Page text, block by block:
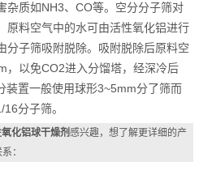
杂质如NH3、CO等。空分分子筛对
原料空气中的水可由活性氧化铝进行
分子筛吸附脱除。吸附脱除后原料空
，以免CO2进入分馏塔，经深冷后
装置一般使用球形3~5mm分了筛而
分子筛。
化铝球干燥剂感兴趣，想了解更详细的产
：